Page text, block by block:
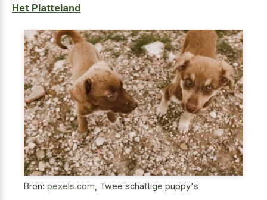
Het Platteland
Bron: pexels.com Twee schattige puppy's